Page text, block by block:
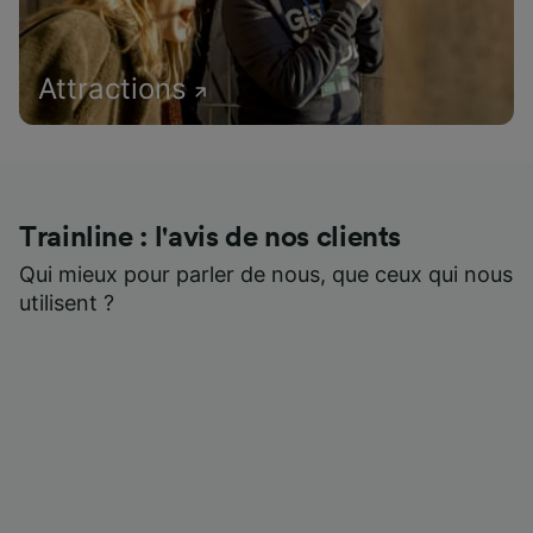
Attractions
Trainline : l'avis de nos clients
Qui mieux pour parler de nous, que ceux qui nous
utilisent ?